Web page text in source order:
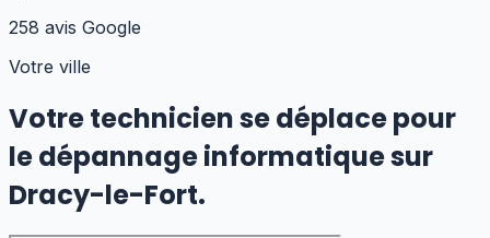
258 avis Google
Votre ville
Votre technicien se déplace pour
le dépannage informatiquesur
Dracy-le-Fort.